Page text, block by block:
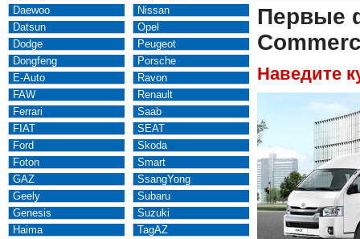
Daewoo
Datsun
Dodge
Dongfeng
E-Auto
FAW
Ferrari
FIAT
Ford
Foton
GAZ
Geely
Genesis
Haima
Nissan
Opel
Peugeot
Porsche
Ravon
Renault
Saab
SEAT
Skoda
Smart
SsangYong
Subaru
Suzuki
TagAZ
Первые
Наведите